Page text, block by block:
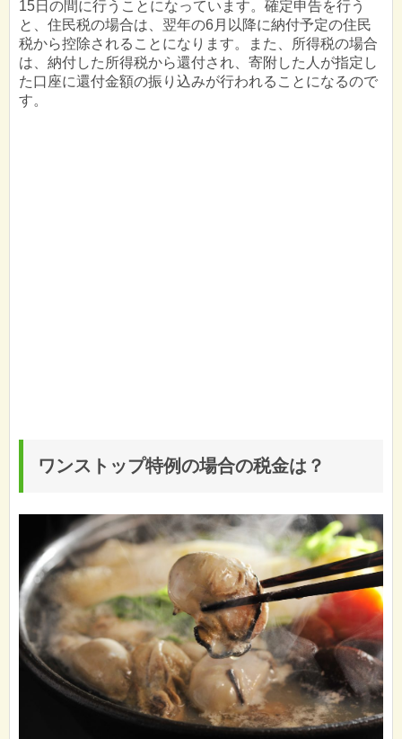
15日の間に行うことになっています。確定申告を行う
と、住民税の場合は、翌年の6月以降に納付予定の住民
税から控除されることになります。また、所得税の場合
は、納付した所得税から還付され、寄附した人が指定し
た口座に還付金額の振り込みが行われることになるので
す。
ワンストップ特例の場合の税金は？